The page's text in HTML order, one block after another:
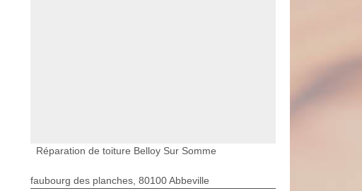
Réparation de toiture Belloy Sur Somme
faubourg des planches, 80100 Abbeville